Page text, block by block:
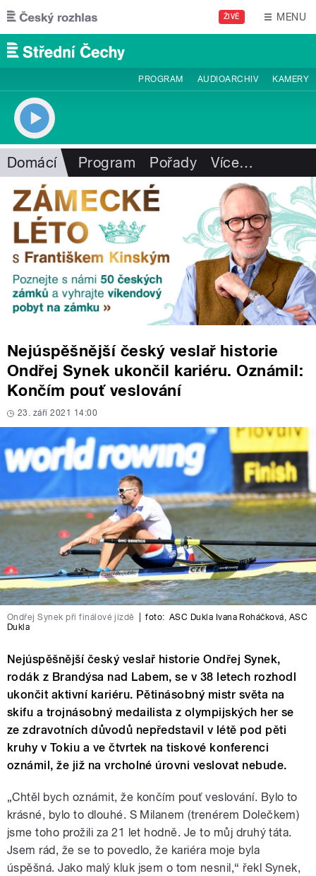
Přejít k hlavnímu obsahu
ŽIVĚ MENU
PROGRAM AUDIOARCHIV KAMERY
Domácí Program Pořady Více…
Nejúspěšnější český veslař historie
Ondřej Synek ukončil kariéru. Oznámil:
Končím pouť veslování
23. září 2021 14:00
Ondřej Synek při finálové jízdě foto: ASC Dukla Ivana Roháčková, ASC
Dukla
Nejúspěšnější český veslař historie Ondřej Synek,
rodák z Brandýsa nad Labem, se v 38 letech rozhodl
ukončit aktivní kariéru. Pětinásobný mistr světa na
skifu a trojnásobný medailista z olympijských her se
ze zdravotních důvodů nepředstavil v létě pod pěti
kruhy v Tokiu a ve čtvrtek na tiskové konferenci
oznámil, že již na vrcholné úrovni veslovat nebude.
„Chtěl bych oznámit, že končím pouť veslování. Bylo to
krásné, bylo to dlouhé. S Milanem (trenérem Dolečkem)
jsme toho prožili za 21 let hodně. Je to můj druhý táta.
Jsem rád, že se to povedlo, že kariéra moje byla
úspěšná. Jako malý kluk jsem o tom nesnil,“ řekl Synek,